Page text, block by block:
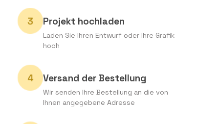
Projekt hochladen
Laden Sie Ihren Entwurf oder Ihre Grafik
hoch
Versand der Bestellung
Wir senden Ihre Bestellung an die von
Ihnen angegebene Adresse